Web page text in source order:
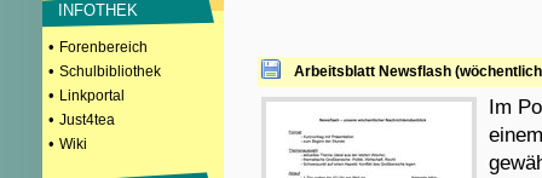
INFOTHEK
• Forenbereich
• Schulbibliothek
• Linkportal
• Just4tea
• Wiki
Arbeitsblatt Newsflash
Im